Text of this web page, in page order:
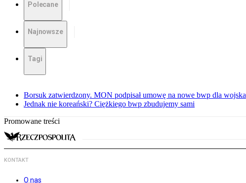
Polecane
Najnowsze
Tagi
Borsuk zatwierdzony. MON podpisał umowę na nowe bwp dla wojska
Jednak nie koreański? Ciężkiego bwp zbudujemy sami
Promowane treści
KONTAKT
O nas